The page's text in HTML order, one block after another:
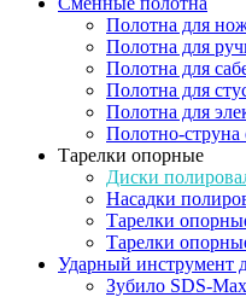
Полотна для
Полотна для
Полотна для
Полотна для
Полотна для
Полотно-
Тарелки опорные
Диски
Насадки
Тарелки
Тарелки
Ударный инструмент
Зубило SDS-Max